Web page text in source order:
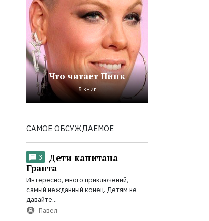
Что читает Пинк
5 книг
САМОЕ ОБСУЖДАЕМОЕ
3
Дети капитана
Гранта
Интересно, много приключений,
самый нежданный конец. Детям не
давайте...
Павел